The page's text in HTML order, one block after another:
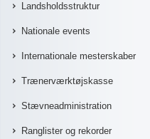
Landsholdsstruktur
Nationale events
Internationale mesterskaber
Trænerværktøjskasse
Stævneadministration
Ranglister og rekorder